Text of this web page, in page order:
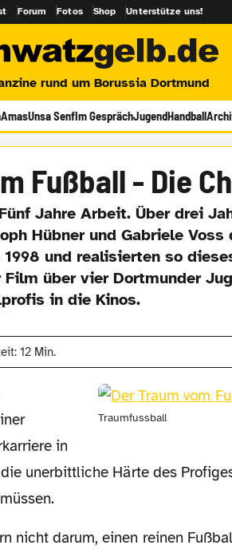
Forum Fotos Shop Unterstütze uns!
rund um Borussia Dortmund
AmasUnsa SenfIm GesprächJugendHandball
Fußball - Die
Jahre Arbeit. Über drei
Hübner und Gabriele
und realisierten so
über vier Dortmunder
in die Kinos.
12 Min.
Traumfussball
in
unerbittliche Härte des